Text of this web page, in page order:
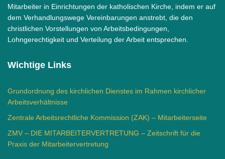
Mitarbeiter in Einrichtungen der katholischen Kirche, indem er auf
dem Verhandlungswege Vereinbarungen anstrebt, die den
christlichen Vorstellungen von Arbeitsbedingungen,
Lohngerechtigkeit und Verteilung der Arbeit entsprechen.
Wichtige Links
Grundordnung des kirchlichen Dienstes im Rahmen kirchlicher
Arbeitsverhältnisse
Zentrale Arbeitsrechtliche Kommission (ZAK) – Mitarbeiterseite
ZMV – DIE MITARBEITERVERTRETUNG – Zeitschrift für die
Praxis der Mitarbeitervertretung